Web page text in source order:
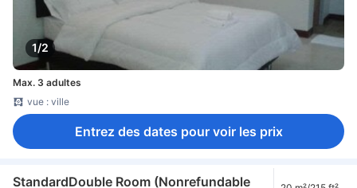
1/2
Max. 3 adultes
vue : ville
Entrez des dates pour voir les prix
StandardDouble Room (Nonrefundable